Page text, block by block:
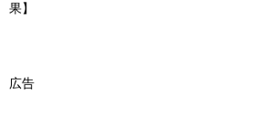
果】
広告